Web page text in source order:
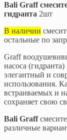
Bali Graff
гидранта 2шт
В наличии
остальные по
Graff
насоса
элегантный и
использования.
встраиваемых и
сохраняет свою
Bali Graff
различные